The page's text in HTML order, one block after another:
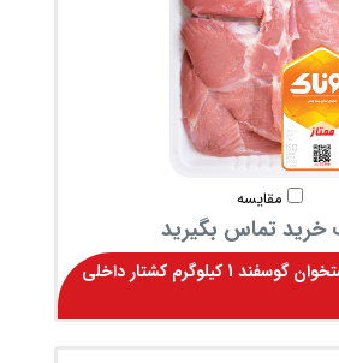
مقایسه
تماس بگیرید
کیلوگرم کشتار داخلی